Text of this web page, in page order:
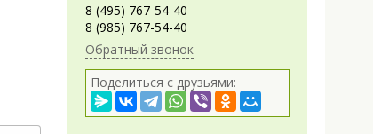
8 (495) 767-54-40
8 (985) 767-54-40
Обратный звонок
Поделиться с друзьями: